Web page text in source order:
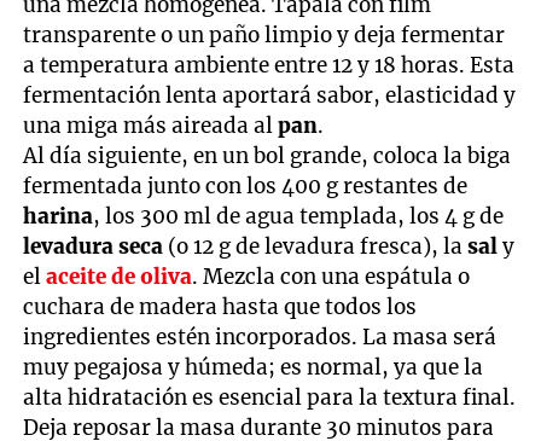
transparente o un paño limpio y deja fermentar
a temperatura ambiente entre 12 y 18 horas. Esta
fermentación lenta aportará sabor, elasticidad y
una miga más aireada alpan.
Al día siguiente, en un bol grande, coloca la biga
fermentada junto con los 400 g restantes de
harina, los 300 ml de agua templada, los 4 g de
levadura seca (o 12 g de levadura fresca), lasaly
elaceite de oliva. Mezcla con una espátula o
cuchara de madera hasta que todos los
ingredientes estén incorporados. La masa será
muy pegajosa y húmeda; es normal, ya que la
alta hidratación es esencial para la textura final.
Deja reposar la masa durante 30 minutos para